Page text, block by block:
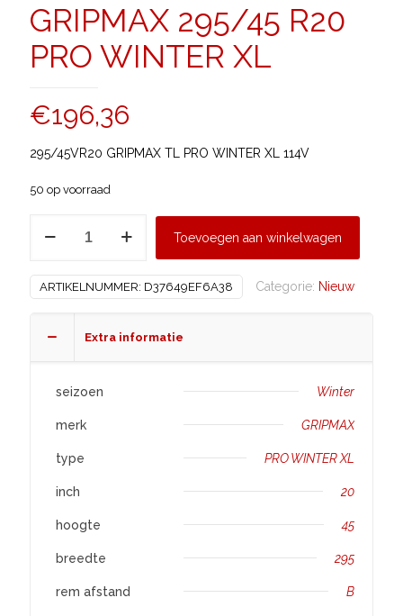
GRIPMAX 295/45 R20
PRO WINTER XL
€196,36
295/45VR20 GRIPMAX TL PRO WINTER XL 114V
50 op voorraad
PRO
WINTER
Toevoegen aan winkelwagen
ARTIKELNUMMER: D37649EF6A38 Categorie: Nieuw
Extra informatie
seizoen Winter
merk GRIPMAX
type PRO WINTER XL
inch 20
hoogte 45
breedte 295
rem afstand B